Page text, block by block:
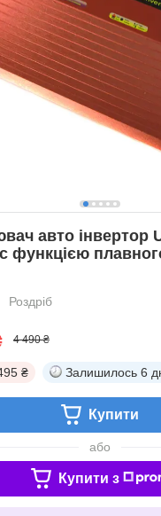
авто інвертор
функцією
Роздріб
4 490 ₴
₴ Залишилось 6
Купити
або
Купити з